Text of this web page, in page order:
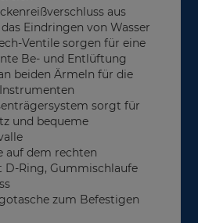
aus
Eindringen von Wasser
Ventile sorgen für eine
Be- und Entlüftung
beiden Ärmeln für die
sorgt für
und bequeme
auf dem rechten
D-Ring, Gummischlaufe
zum Befestigen